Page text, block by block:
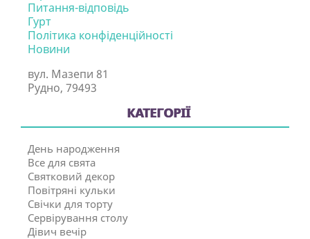
Питання-відповідь
Гурт
Політика конфіденційності
Новини
вул. Мазепи 81
Рудно, 79493
КАТЕГОРІЇ
День народження
Все для свята
Святковий декор
Повітряні кульки
Свічки для торту
Сервірування столу
Дівич вечір